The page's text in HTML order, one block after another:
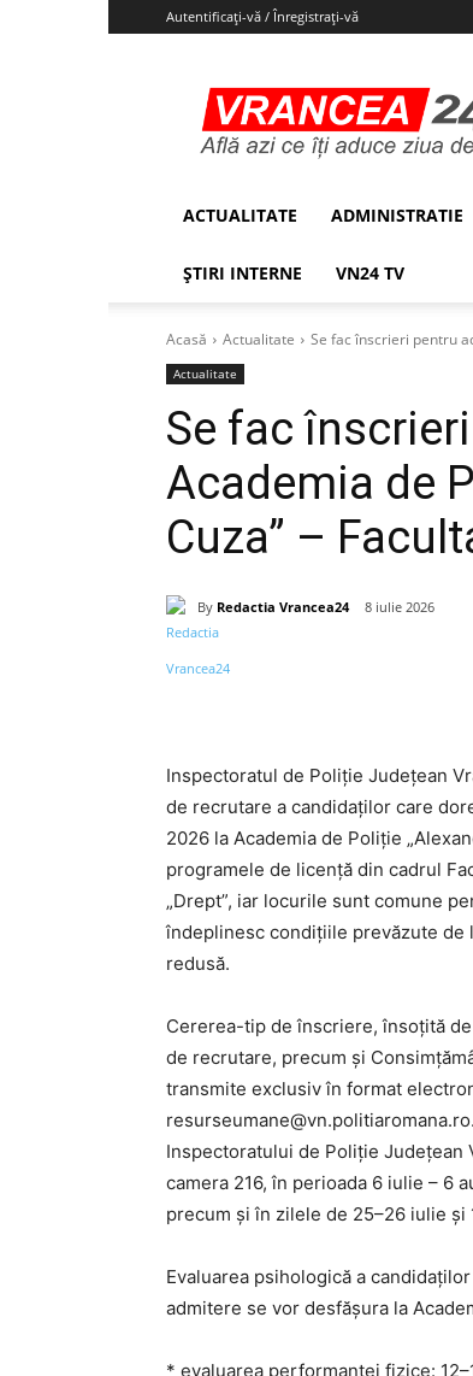
Autentificați-vă / Înregistrați-vă
ACTUALITATE ADMINISTRATIE
ȘTIRI INTERNE VN24 TV
Acasă Actualitate Se fac înscrieri pentru
Actualitate
Se fac
Academia de
Cuza” –
By Redactia Vrancea24 8 iulie 2026
Acțiune
Inspectoratul de Poliție Județean
de recrutare a candidaților care
2026 la Academia de Poliție
programele de licență din cadrul
„Drept”, iar locurile sunt comune
îndeplinesc condițiile prevăzute
redusă.
Cererea-tip de înscriere, însoțită
de recrutare, precum și
transmite exclusiv în format
Inspectoratului de Poliție Județean
camera 216, în perioada 6 iulie – 6
precum și în zilele de 25–26 iulie și
Evaluarea psihologică a
admitere se vor desfășura la
* evaluarea performanței fizice: